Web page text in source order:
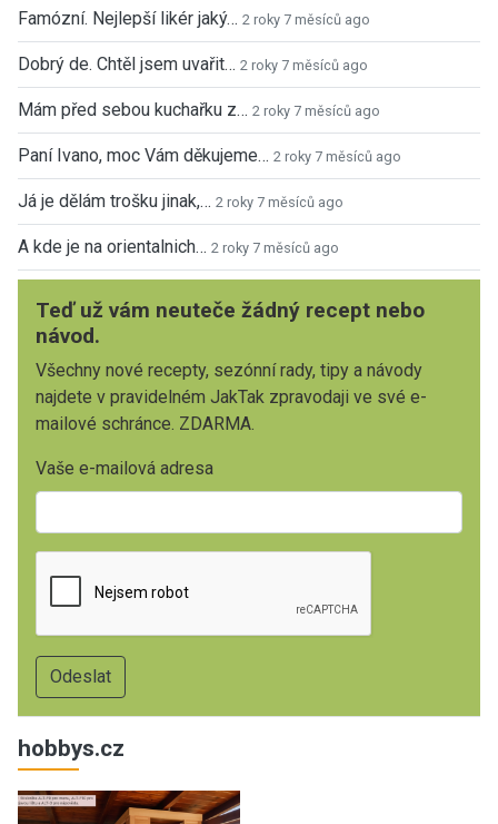
Famózní. Nejlepší likér jaký… 2 roky 7 měsíců ago
Dobrý de. Chtěl jsem uvařit… 2 roky 7 měsíců ago
Mám před sebou kuchařku z… 2 roky 7 měsíců ago
Paní Ivano, moc Vám děkujeme… 2 roky 7 měsíců ago
Já je dělám trošku jinak,… 2 roky 7 měsíců ago
A kde je na orientalnich… 2 roky 7 měsíců ago
Teď už vám neuteče žádný recept nebo
návod.
Všechny nové recepty, sezónní rady, tipy a návody
najdete v pravidelném JakTak zpravodaji ve své e-
mailové schránce. ZDARMA.
Vaše e-mailová adresa
hobbys.cz